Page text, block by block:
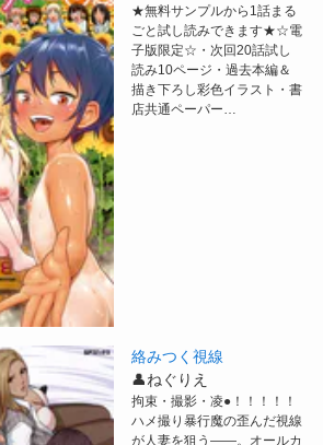
★無料サンプルから1話まる
ごと試し読みできます★☆電
子版限定☆・次回20話試し
読み10ページ・過去本編＆
描き下ろし彩色イラスト・書
店共通ペーパー…
絡みつく視線
👤ねぐりえ
拘束・撮影・凌●！！！！！
ハメ撮り暴行魔の歪んだ視線
が人妻を狙う――。オールカ